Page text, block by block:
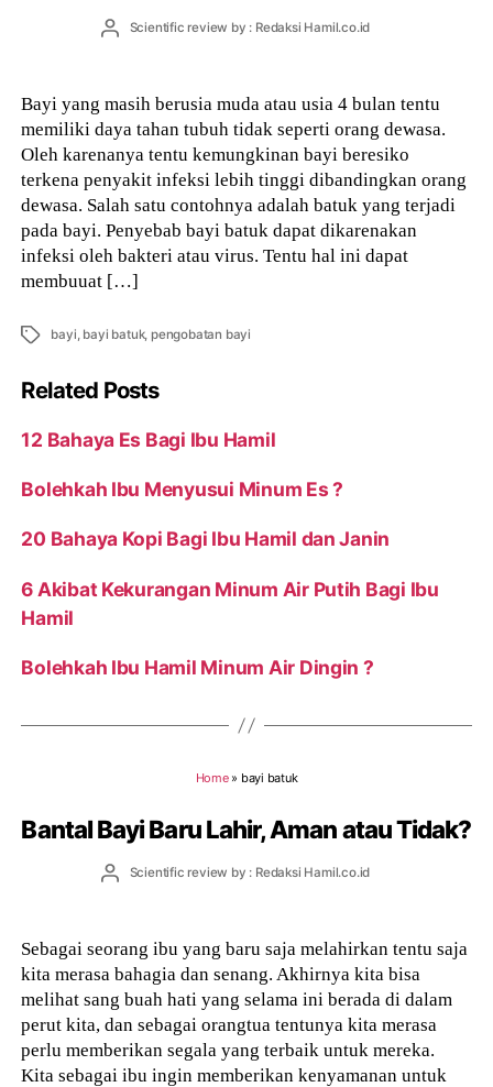
PostScientific review by : Redaksi Hamil.co.id
Bayi yang masih berusia muda atau usia 4 bulan tentu
memiliki daya tahan tubuh tidak seperti orang dewasa.
Oleh karenanya tentu kemungkinan bayi beresiko
terkena penyakit infeksi lebih tinggi dibandingkan orang
dewasa. Salah satu contohnya adalah batuk yang terjadi
pada bayi. Penyebab bayi batuk dapat dikarenakan
infeksi oleh bakteri atau virus. Tentu hal ini dapat
membuuat […]
Tags bayi, bayi batuk, pengobatan bayi
Related Posts
12 Bahaya Es Bagi Ibu Hamil
Bolehkah Ibu Menyusui Minum Es ?
20 Bahaya Kopi Bagi Ibu Hamil dan Janin
6 Akibat Kekurangan Minum Air Putih Bagi Ibu
Hamil
Bolehkah Ibu Hamil Minum Air Dingin ?
Home» bayi batuk
Bantal Bayi Baru Lahir, Aman atau Tidak?
PostScientific review by : Redaksi Hamil.co.id
Sebagai seorang ibu yang baru saja melahirkan tentu saja
kita merasa bahagia dan senang. Akhirnya kita bisa
melihat sang buah hati yang selama ini berada di dalam
perut kita, dan sebagai orangtua tentunya kita merasa
perlu memberikan segala yang terbaik untuk mereka.
Kita sebagai ibu ingin memberikan kenyamanan untuk